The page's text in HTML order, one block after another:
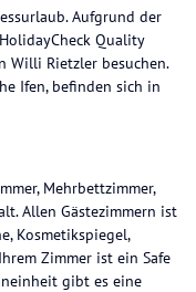
Aufgrund der
Quality
Willi Rietzler besuchen.
Ifen, befinden sich in
Mehrbettzimmer,
Allen Gästezimmern ist
Kosmetikspiegel,
Zimmer ist ein Safe
gibt es eine